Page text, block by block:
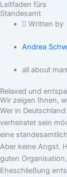
Leitfaden fürs
Standesamt
Written by
Andrea
all about
Relaxed und
Wir zeigen Ihnen,
Wer in
verheiratet sein
eine
Aber keine Angst.
guten
Eheschließung